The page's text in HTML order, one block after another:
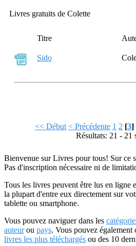
Livres gratuits de Colette
Titre
Sido
<< Début < Précédente 1 2 [3]
Résultats: 21 - 21
Bienvenue sur Livres pour tous! Sur ce
Pas d'inscription nécessaire ni de
Tous les livres peuvent être lus en ligne
la plupart d'entre eux directement sur
tablette ou smartphone.
Vous pouvez naviguer dans les
auteurou pays. Vous pouvez également
livres les plus téléchargés ou des 10